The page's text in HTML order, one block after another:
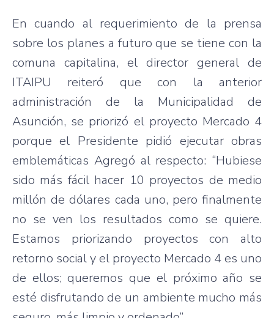
En cuando al requerimiento de la prensa
sobre los planes a futuro que se tiene con la
comuna capitalina, el director general de
ITAIPU reiteró que con la anterior
administración de la Municipalidad de
Asunción, se priorizó el proyecto Mercado 4
porque el Presidente pidió ejecutar obras
emblemáticas Agregó al respecto: “Hubiese
sido más fácil hacer 10 proyectos de medio
millón de dólares cada uno, pero finalmente
no se ven los resultados como se quiere.
Estamos priorizando proyectos con alto
retorno social y el proyecto Mercado 4 es uno
de ellos; queremos que el próximo año se
esté disfrutando de un ambiente mucho más